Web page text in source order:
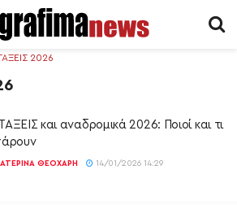
2026
και αναδρομικά 2026: Ποιοί και τι
ΘΕΟΧΆΡΗ 14/01/2026 14:29